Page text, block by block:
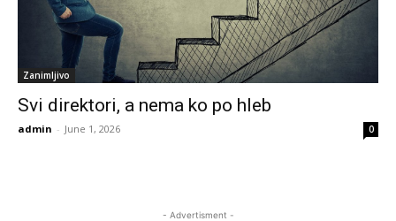
Zanimljivo
Svi direktori, a nema ko po hleb
admin - June 1, 2026 0
- Advertisment -